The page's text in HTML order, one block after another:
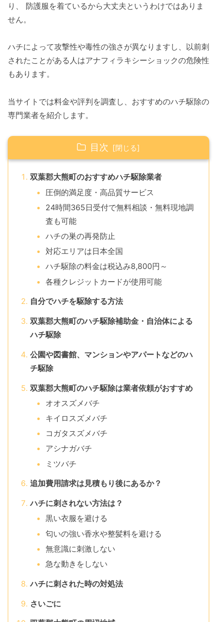
り、 防護服を着ているから大丈夫というわけではありま
せん。
ハチによって攻撃性や毒性の強さが異なりますし、以前刺
されたことがある人はアナフィラキシーショックの危険性
もあります。
当サイトでは料金や評判を調査し、おすすめのハチ駆除の
専門業者を紹介します。
目次
双葉郡大熊町のおすすめハチ駆除業者
圧倒的満足度・高品質サービス
24時間365日受付で無料相談・無料現地調
査も可能
ハチの巣の再発防止
対応エリアは日本全国
ハチ駆除の料金は税込み8,800円～
各種クレジットカードが使用可能
自分でハチを駆除する方法
双葉郡大熊町のハチ駆除補助金・自治体による
ハチ駆除
公園や図書館、マンションやアパートなどのハ
チ駆除
双葉郡大熊町のハチ駆除は業者依頼がおすすめ
オオスズメバチ
キイロスズメバチ
コガタスズメバチ
アシナガバチ
ミツバチ
追加費用請求は見積もり後にあるか？
ハチに刺されない方法は？
黒い衣服を避ける
匂いの強い香水や整髪料を避ける
無意識に刺激しない
急な動きをしない
ハチに刺された時の対処法
さいごに